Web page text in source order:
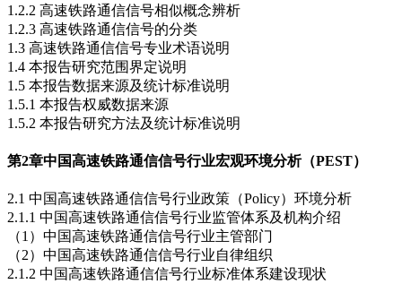
1.2.2 高速铁路通信信号相似概念辨析
1.2.3 高速铁路通信信号的分类
1.3 高速铁路通信信号专业术语说明
1.4 本报告研究范围界定说明
1.5 本报告数据来源及统计标准说明
1.5.1 本报告权威数据来源
1.5.2 本报告研究方法及统计标准说明
第2章中国高速铁路通信信号行业宏观环境分析（PEST）
2.1 中国高速铁路通信信号行业政策（Policy）环境分析
2.1.1 中国高速铁路通信信号行业监管体系及机构介绍
（1）中国高速铁路通信信号行业主管部门
（2）中国高速铁路通信信号行业自律组织
2.1.2 中国高速铁路通信信号行业标准体系建设现状